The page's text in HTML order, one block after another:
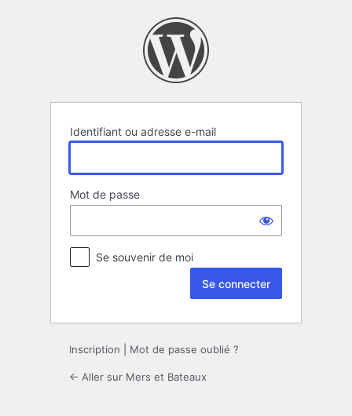
Identifiant ou adresse e-mail
Mot de passe
Se souvenir de moi
Inscription Mot de passe oublié ?
← Aller sur Mers et Bateaux